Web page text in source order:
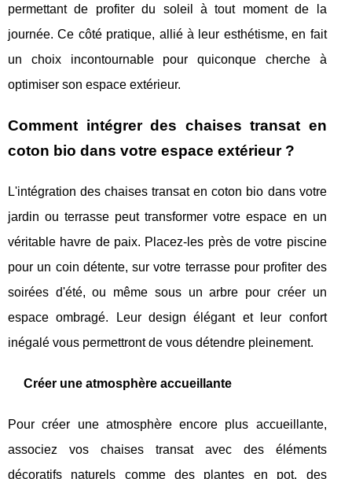
permettant de profiter du soleil à tout moment de la
journée. Ce côté pratique, allié à leur esthétisme, en fait
un choix incontournable pour quiconque cherche à
optimiser son espace extérieur.
Comment intégrer des chaises transat en
coton bio dans votre espace extérieur ?
L'intégration des chaises transat en coton bio dans votre
jardin ou terrasse peut transformer votre espace en un
véritable havre de paix. Placez-les près de votre piscine
pour un coin détente, sur votre terrasse pour profiter des
soirées d'été, ou même sous un arbre pour créer un
espace ombragé. Leur design élégant et leur confort
inégalé vous permettront de vous détendre pleinement.
Créer une atmosphère accueillante
Pour créer une atmosphère encore plus accueillante,
associez vos chaises transat avec des éléments
décoratifs naturels comme des plantes en pot, des